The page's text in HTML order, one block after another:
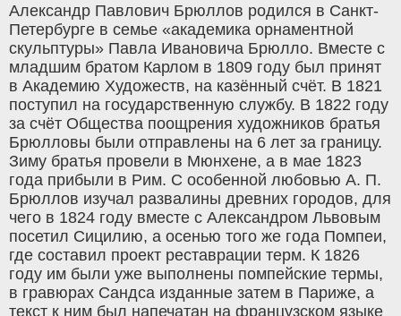
Александр Павлович Брюллов родился в Санкт-
Петербурге в семье «академика орнаментной
скульптуры» Павла Ивановича Брюлло. Вместе с
младшим братом Карлом в 1809 году был принят
в Академию Художеств, на казённый счёт. В 1821
поступил на государственную службу. В 1822 году
за счёт Общества поощрения художников братья
Брюлловы были отправлены на 6 лет за границу.
Зиму братья провели в Мюнхене, а в мае 1823
года прибыли в Рим. С особенной любовью А. П.
Брюллов изучал развалины древних городов, для
чего в 1824 году вместе с Александром Львовым
посетил Сицилию, а осенью того же года Помпеи,
где составил проект реставрации терм. К 1826
году им были уже выполнены помпейские термы,
в гравюрах Сандса изданные затем в Париже, а
текст к ним был напечатан на французском языке